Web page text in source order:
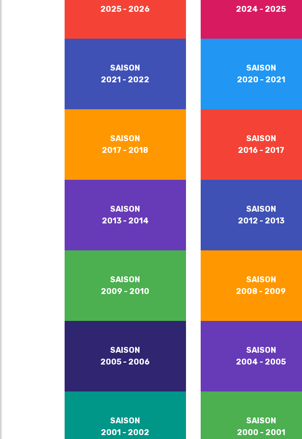
2025 - 2026
2024 - 2025
SAISON
2021 - 2022
SAISON
2020 - 2021
SAISON
2017 - 2018
SAISON
2016 - 2017
SAISON
2013 - 2014
SAISON
2012 - 2013
SAISON
2009 - 2010
SAISON
2008 - 2009
SAISON
2005 - 2006
SAISON
2004 - 2005
SAISON
2001 - 2002
SAISON
2000 - 2001